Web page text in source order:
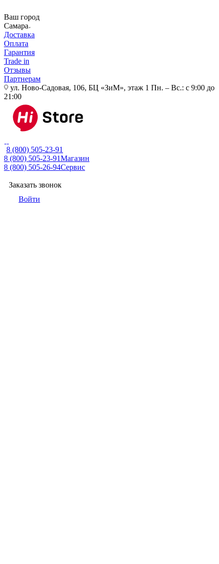
Ваш город
Самара
Доставка
Оплата
Гарантия
Trade in
Отзывы
Партнерам
ул. Ново-Садовая, 106, БЦ «ЗиМ», этаж 1 Пн. – Вс.: с 9:00 до
21:00
8 (800) 505-23-91
8 (800) 505-23-91Магазин
8 (800) 505-26-94Сервис
Заказать звонок
Войти